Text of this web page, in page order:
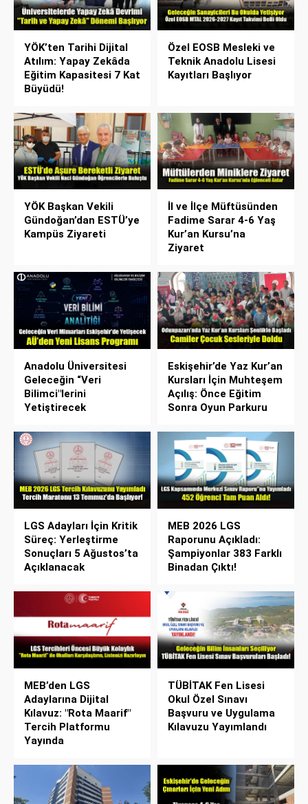
YÖK’ten Tarihi Dijital
Atılım: Yapay Zekâda
Eğitim Kapasitesi 7 Kat
Büyüdü!
Özel EOSB Mesleki ve
Teknik Anadolu Lisesi
Kayıtları Başlıyor
YÖK Başkan Vekili
Gündoğan’dan ESTÜ’ye
Kampüs Ziyareti
İl ve İlçe Müftüsünden
Fadime Sarar 4-6 Yaş
Kur’an Kursu’na
Ziyaret
Anadolu Üniversitesi
Geleceğin “Veri
Bilimci"lerini
Yetiştirecek
Eskişehir’de Yaz Kur’an
Kursları İçin Muhteşem
Açılış: Önce Eğitim
Sonra Oyun Parkuru
LGS Adayları İçin Kritik
Süreç: Yerleştirme
Sonuçları 5 Ağustos’ta
Açıklanacak
MEB 2026 LGS
Raporunu Açıkladı:
Şampiyonlar 383 Farklı
Binadan Çıktı!
MEB’den LGS
Adaylarına Dijital
Kılavuz: "Rota Maarif"
Tercih Platformu
Yayında
TÜBİTAK Fen Lisesi
Okul Özel Sınavı
Başvuru ve Uygulama
Kılavuzu Yayımlandı